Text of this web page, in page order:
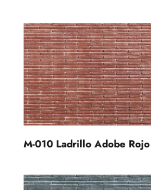
M-010 Ladrillo Adobe Rojo